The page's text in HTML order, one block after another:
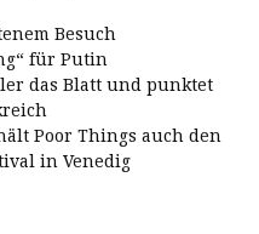
Besuch
für Putin
das Blatt und punktet
Poor Things auch den
in Venedig